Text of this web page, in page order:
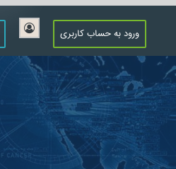
ورود به حساب کاربری